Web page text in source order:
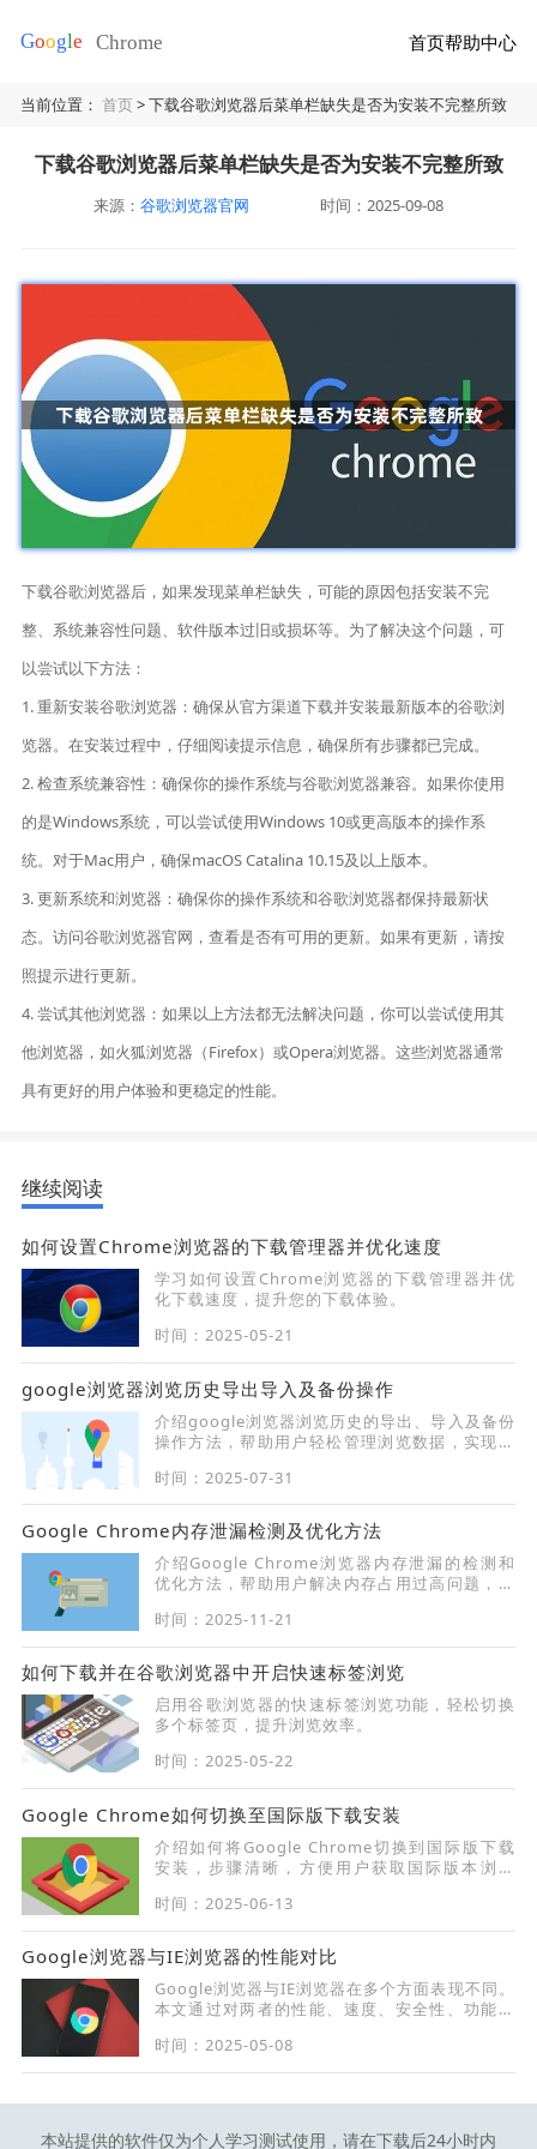
首页帮助中心
当前位置：首页> 下载谷歌浏览器后菜单栏缺失是否为安装不完整所致
下载谷歌浏览器后菜单栏缺失是否为安装不完整所致
来源： 谷歌浏览器官网 时间：2025-09-08
下载谷歌浏览器后，如果发现菜单栏缺失，可能的原因包括安装不完
整、系统兼容性问题、软件版本过旧或损坏等。为了解决这个问题，可
以尝试以下方法：
1. 重新安装谷歌浏览器：确保从官方渠道下载并安装最新版本的谷歌浏
览器。在安装过程中，仔细阅读提示信息，确保所有步骤都已完成。
2. 检查系统兼容性：确保你的操作系统与谷歌浏览器兼容。如果你使用
的是Windows系统，可以尝试使用Windows 10或更高版本的操作系
统。对于Mac用户，确保macOS Catalina 10.15及以上版本。
3. 更新系统和浏览器：确保你的操作系统和谷歌浏览器都保持最新状
态。访问谷歌浏览器官网，查看是否有可用的更新。如果有更新，请按
照提示进行更新。
4. 尝试其他浏览器：如果以上方法都无法解决问题，你可以尝试使用其
他浏览器，如火狐浏览器（Firefox）或Opera浏览器。这些浏览器通常
具有更好的用户体验和更稳定的性能。
继续阅读
如何设置Chrome浏览器的下载管理器并优化速度
学习如何设置Chrome浏览器的下载管理器并优
化下载速度，提升您的下载体验。
时间：2025-05-21
google浏览器浏览历史导出导入及备份操作
介绍google浏览器浏览历史的导出、导入及备份
操作方法，帮助用户轻松管理浏览数据，实现安
时间：2025-07-31
Google Chrome内存泄漏检测及优化方法
介绍Google Chrome浏览器内存泄漏的检测和
优化方法，帮助用户解决内存占用过高问题，提
时间：2025-11-21
如何下载并在谷歌浏览器中开启快速标签浏览
启用谷歌浏览器的快速标签浏览功能，轻松切换
多个标签页，提升浏览效率。
时间：2025-05-22
Google Chrome如何切换至国际版下载安装
介绍如何将Google Chrome切换到国际版下载
安装，步骤清晰，方便用户获取国际版本浏览
时间：2025-06-13
Google浏览器与IE浏览器的性能对比
Google浏览器与IE浏览器在多个方面表现不同。
本文通过对两者的性能、速度、安全性、功能等
器，获得最佳浏览体验。
时间：2025-05-08
本站提供的软件仅为个人学习测试使用，请在下载后24小时内